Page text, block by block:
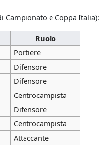
Campionato e Coppa Italia):
Ruolo
Portiere
Difensore
Difensore
Centrocampista
Difensore
Centrocampista
Attaccante